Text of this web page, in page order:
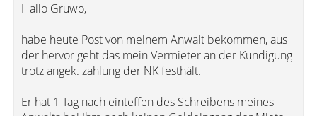
Hallo Gruwo,
habe heute Post von meinem Anwalt bekommen, aus
der hervor geht das mein Vermieter an der Kündigung
trotz angek. zahlung der NK festhält.
Er hat 1 Tag nach einteffen des Schreibens meines